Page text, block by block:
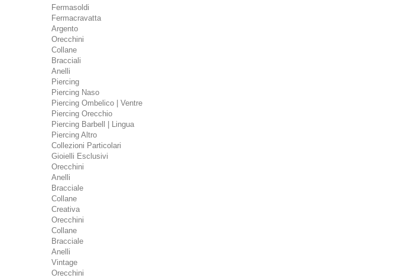
Fermasoldi
Fermacravatta
Argento
Orecchini
Collane
Bracciali
Anelli
Piercing
Piercing Naso
Piercing Ombelico | Ventre
Piercing Orecchio
Piercing Barbell | Lingua
Piercing Altro
Collezioni Particolari
Gioielli Esclusivi
Orecchini
Anelli
Bracciale
Collane
Creativa
Orecchini
Collane
Bracciale
Anelli
Vintage
Orecchini